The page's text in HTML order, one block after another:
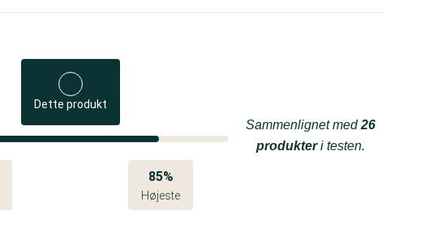
Dette produkt
85%
Højeste
Sammenlignet med26
produkteri testen.